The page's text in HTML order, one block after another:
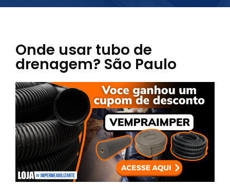
Onde usar tubo de
drenagem? São Paulo